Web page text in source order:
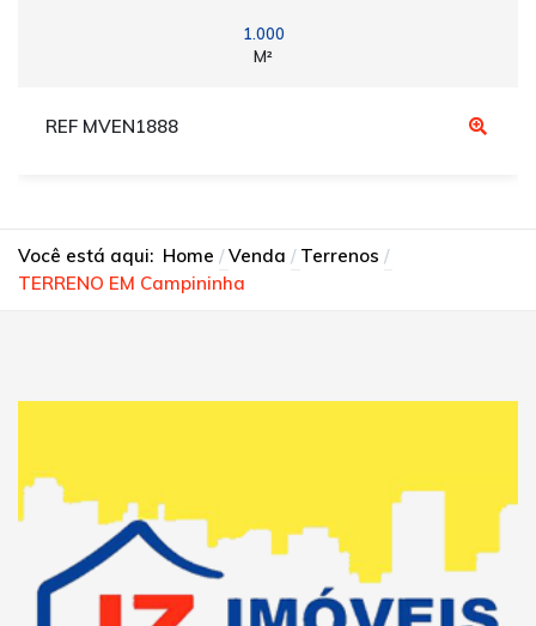
1.000
M²
REF MVEN1888
Você está aqui: Home Venda
Terrenos
TERRENO EM Campininha